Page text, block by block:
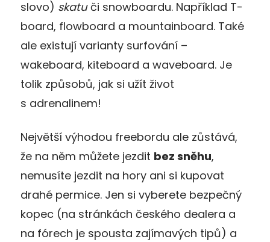
slovo) skatuči snowboardu. Například T-
board, flowboard a mountainboard. Také
ale existují varianty surfování –
wakeboard, kiteboard a waveboard. Je
tolik způsobů, jak si užít život
s adrenalinem!
Největší výhodou freebordu ale zůstává,
že na něm můžete jezdit bez sněhu,
nemusíte jezdit na hory ani si kupovat
drahé permice. Jen si vyberete bezpečný
kopec (na stránkách českého dealera a
na fórech je spousta zajímavých tipů) a